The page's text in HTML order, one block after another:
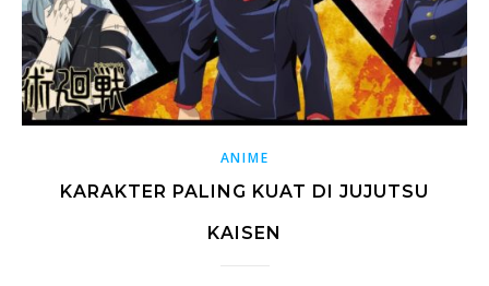
ANIME
KARAKTER PALING KUAT DI JUJUTSU
KAISEN